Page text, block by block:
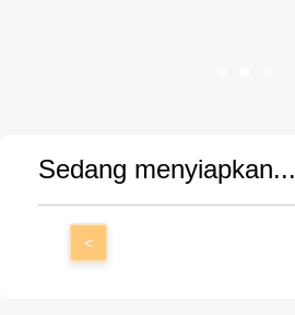
Sedang menyiapkan...
<